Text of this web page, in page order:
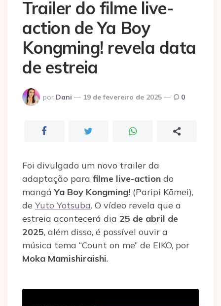
Trailer do filme live-
action de Ya Boy
Kongming! revela data
de estreia
Postado
por
por Dani 19 de fevereiro de 2025 0
Foi divulgado um novo trailer da
adaptação para filme live-action do
mangáYa Boy Kongming! (Paripi Kōmei),
de Yuto Yotsuba. O vídeo revela que a
estreia acontecerá dia 25 de abril de
2025, além disso, é possível ouvir a
música tema “Count on me” de EIKO, por
Moka Mamishiraishi.